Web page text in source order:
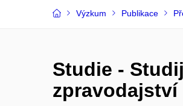
Výzkum Publikace
Studie -
zpravodajství